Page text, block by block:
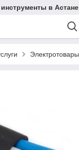
в Астане
Электротовары